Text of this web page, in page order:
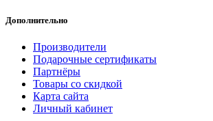
Дополнительно
Производители
Подарочные сертификаты
Партнёры
Товары со скидкой
Карта сайта
Личный кабинет